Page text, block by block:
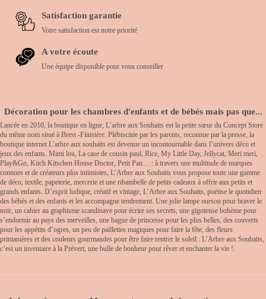
Satisfaction garantie
Votre satisfaction est notre priorité
A votre écoute
Une équipe disponible pour vous conseiller
Décoration pour les chambres d'enfants et de bébés mais pas que...
Lancée en 2010, la boutique en ligne, L’arbre aux Souhaits est la petite sœur du Concept Store
du même nom situé à Brest -Finistère. Plébiscitée par les parents, reconnue par la presse, la
boutique internet L’arbre aux souhaits est devenue un incontournable dans l’univers déco et
jeux des enfants. Mimi lou, La case de cousin paul, Rice, My Little Day, Jellycat, Meri meri,
Play&Go, Kitch Kitschen House Doctor, Petit Pan… : à travers une multitude de marques
connues et de créateurs plus intimistes, L’Arbre aux Souhaits vous propose toute une gamme
de déco, textile, papeterie, mercerie et une ribambelle de petits cadeaux à offrir aux petits et
grands enfants. D’esprit ludique, créatif et vintage, L’Arbre aux Souhaits, poétise le quotidien
des bébés et des enfants et les accompagne tendrement. Une jolie lampe ourson pour braver le
noir, un cahier au graphisme scandinave pour écrire ses secrets, une gigoteuse bohème pour
s’endormir au pays des merveilles, une bague de princesse pour les plus belles, des couverts
pour les appétits d’ogres, un peu de paillettes magiques pour faire la fête, des fleurs
printanières et des couleurs gourmandes pour être faire rentrer le soleil : L’Arbre aux Souhaits,
c’est un inventaire à la Prévert, une bulle de bonheur pour rêver et enchanter la vie !.